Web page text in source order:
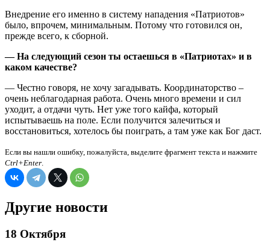
Внедрение его именно в систему нападения «Патриотов»
было, впрочем, минимальным. Потому что готовился он,
прежде всего, к сборной.
— На следующий сезон ты остаешься в «Патриотах» и в
каком качестве?
— Честно говоря, не хочу загадывать. Координаторство –
очень неблагодарная работа. Очень много времени и сил
уходит, а отдачи чуть. Нет уже того кайфа, который
испытываешь на поле. Если получится залечиться и
восстановиться, хотелось бы поиграть, а там уже как Бог даст.
Если вы нашли ошибку, пожалуйста, выделите фрагмент текста и нажмите
Ctrl+Enter.
Другие новости
18 Октября